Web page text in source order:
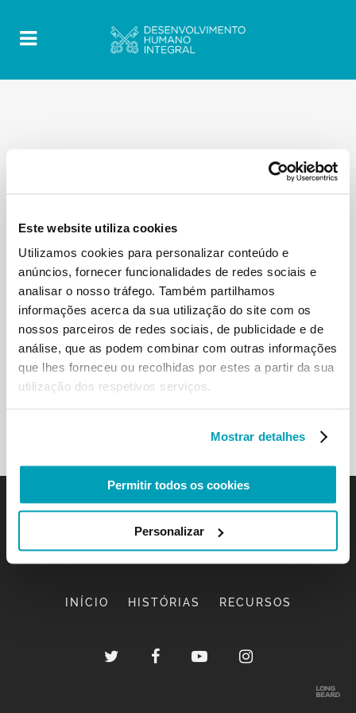
Este website utiliza cookies
Utilizamos cookies para personalizar conteúdo e
anúncios, fornecer funcionalidades de redes sociais e
analisar o nosso tráfego. Também partilhamos
informações acerca da sua utilização do site com os
nossos parceiros de redes sociais, de publicidade e de
análise, que as podem combinar com outras informações
que lhes forneceu ou recolhidas por estes a partir da sua
utilização dos respetivos serviços.
Mostrar detalhes
Permitir todos os cookies
Personalizar
INÍCIO HISTÓRIAS RECURSOS